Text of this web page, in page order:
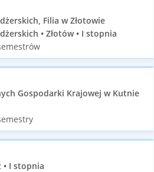
Filia w Złotowie
• Złotów • I stopnia
Gospodarki Krajowej w Kutnie
• I stopnia